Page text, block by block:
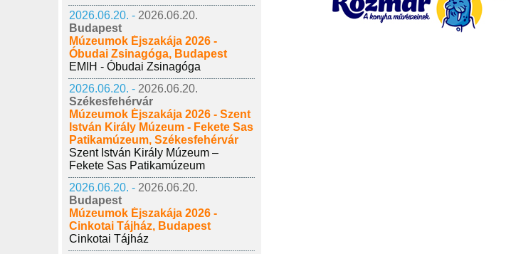
2026.06.20. - 2026.06.20.
Budapest
Múzeumok Éjszakája 2026 -
Óbudai Zsinagóga, Budapest
EMIH - Óbudai Zsinagóga
2026.06.20. - 2026.06.20.
Székesfehérvár
Múzeumok Éjszakája 2026 - Szent
István Király Múzeum - Fekete Sas
Patikamúzeum, Székesfehérvár
Szent István Király Múzeum –
Fekete Sas Patikamúzeum
2026.06.20. - 2026.06.20.
Budapest
Múzeumok Éjszakája 2026 -
Cinkotai Tájház, Budapest
Cinkotai Tájház